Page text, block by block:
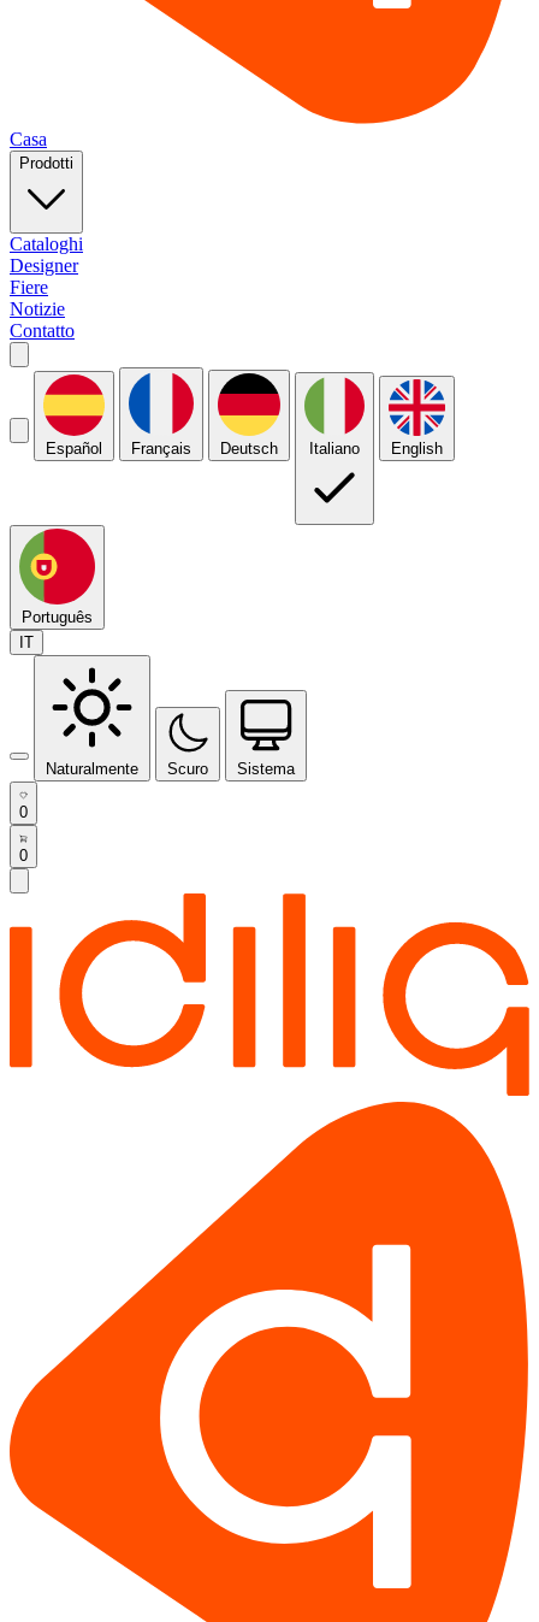
Casa
Prodotti
Cataloghi
Designer
Fiere
Notizie
Contatto
Español Français Deutsch Italiano English
Português
IT
Naturalmente Scuro Sistema
0
0